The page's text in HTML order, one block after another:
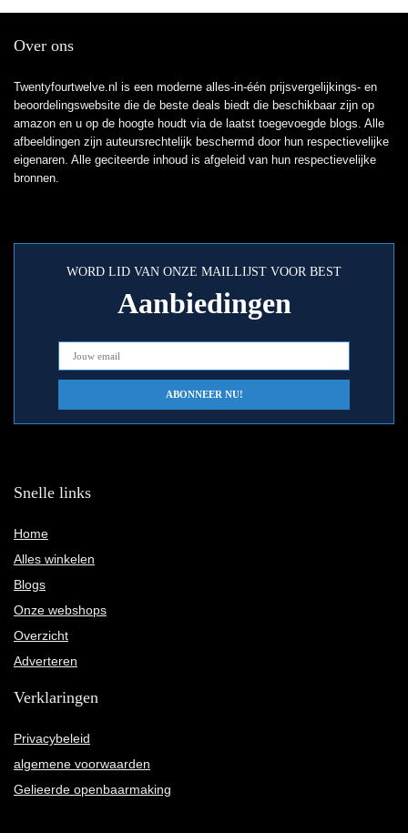
Over ons
Twentyfourtwelve.nl is een moderne alles-in-één prijsvergelijkings- en
beoordelingswebsite die de beste deals biedt die beschikbaar zijn op
amazon en u op de hoogte houdt via de laatst toegevoegde blogs. Alle
afbeeldingen zijn auteursrechtelijk beschermd door hun respectievelijke
eigenaren. Alle geciteerde inhoud is afgeleid van hun respectievelijke
bronnen.
WORD LID VAN ONZE MAILLIJST VOOR BEST
Aanbiedingen
Snelle links
Home
Alles winkelen
Blogs
Onze webshops
Overzicht
Adverteren
Verklaringen
Privacybeleid
algemene voorwaarden
Gelieerde openbaarmaking